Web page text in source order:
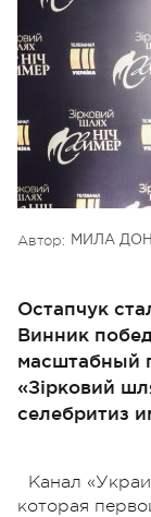
Автор: МИЛА
Остапчук
Винник
масштабный
«Зiрковий
селебритиз
Канал
которая